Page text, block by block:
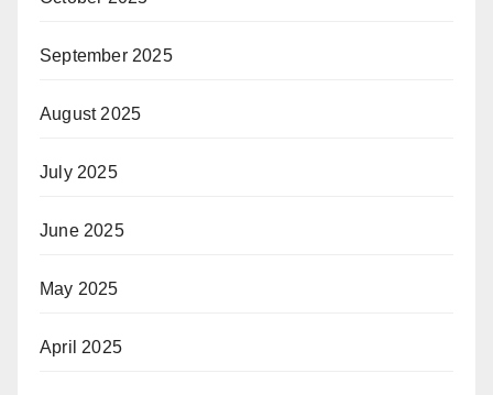
September 2025
August 2025
July 2025
June 2025
May 2025
April 2025